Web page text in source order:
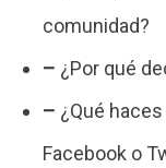
comunidad?
– ¿Por qué
– ¿Qué
Facebook o